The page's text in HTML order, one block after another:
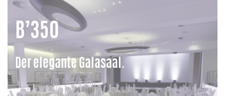
B’350
Der elegante Galasaal.